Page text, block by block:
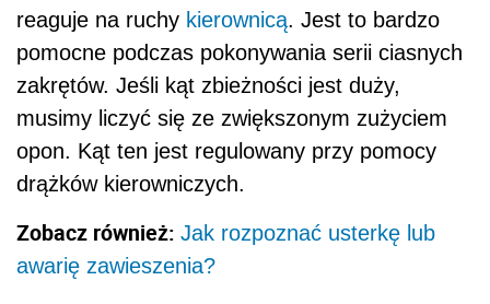
reaguje na ruchy kierownicą. Jest to bardzo
pomocne podczas pokonywania serii ciasnych
zakrętów. Jeśli kąt zbieżności jest duży,
musimy liczyć się ze zwiększonym zużyciem
opon. Kąt ten jest regulowany przy pomocy
drążków kierowniczych.
Zobacz również: Jak rozpoznać usterkę lub
awarię zawieszenia?